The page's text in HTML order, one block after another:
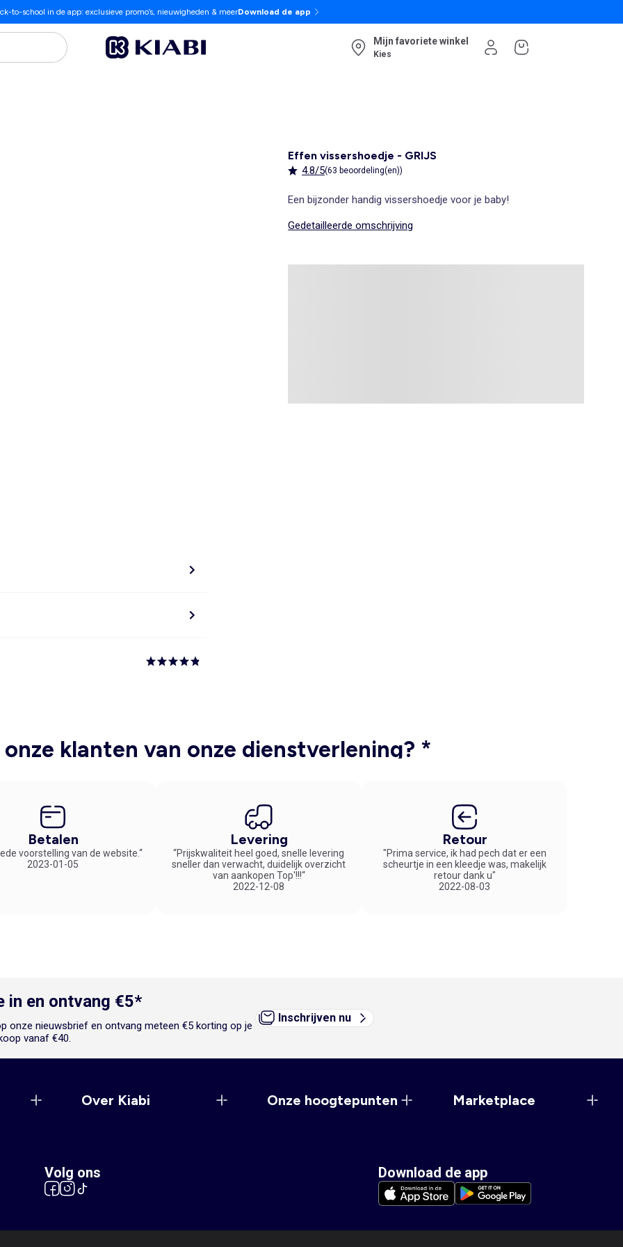
to-school in de app: exclusieve promo’s, nieuwigheden & meerDownload de app
Mijn favoriete winkel
Kies
Effen vissershoedje - GRIJS
4.8/5(63 beoordeling(en))
Een bijzonder handig vissershoedje voor je baby!
Gedetailleerde omschrijving
klanten van onze dienstverlening? *
Betalen
voorstelling van de website.“
2023-01-05
Levering
“Prijskwaliteit heel goed, snelle levering
sneller dan verwacht, duidelijk overzicht
van aankopen Top'!!!“
2022-12-08
Retour
"Prima service, ik had pech dat er een
scheurtje in een kleedje was, makelijk
retour dank u"
2022-08-03
in en ontvang €5*
onze nieuwsbrief en ontvang meteen €5 korting op je
vanaf €40.
Inschrijven nu
Over Kiabi Onze hoogtepunten Marketplace
Volg ons Download de app